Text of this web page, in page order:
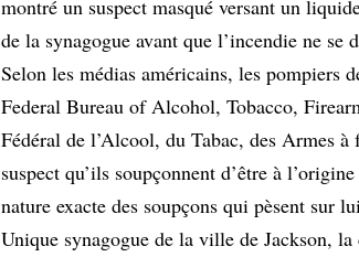
montré un suspect masqué versant un
de la synagogue avant que l’incendie ne
Selon les médias américains, les pompiers
Federal Bureau of Alcohol, Tobacco,
Fédéral de l’Alcool, du Tabac, des Armes
suspect qu’ils soupçonnent d’être à
nature exacte des soupçons qui pèsent sur
Unique synagogue de la ville de Jackson,